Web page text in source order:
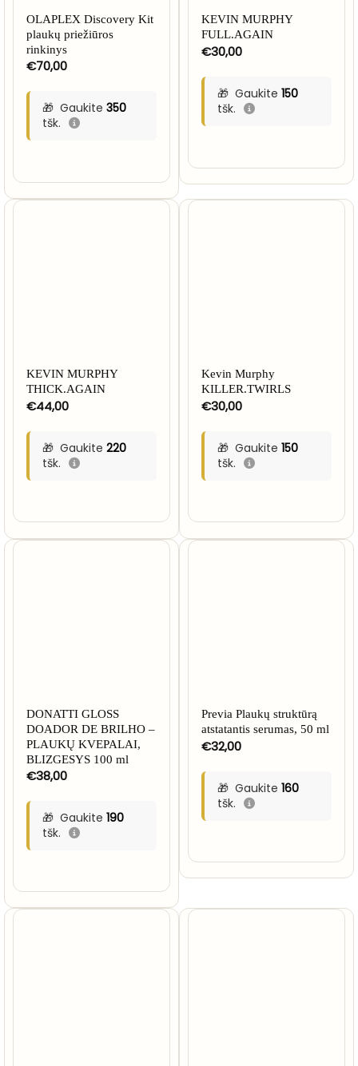
OLAPLEX Discovery Kit
plaukų priežiūros
rinkinys
€70,00
Gaukite 350
tšk.
KEVIN MURPHY
FULL.AGAIN
€30,00
Gaukite 150
tšk.
KEVIN MURPHY
THICK.AGAIN
€44,00
Gaukite 220
tšk.
Kevin Murphy
KILLER.TWIRLS
€30,00
Gaukite 150
tšk.
DONATTI GLOSS
DOADOR DE BRILHO –
PLAUKŲ KVEPALAI,
BLIZGESYS 100 ml
€38,00
Gaukite 190
tšk.
Previa Plaukų struktūrą
atstatantis serumas, 50 ml
€32,00
Gaukite 160
tšk.